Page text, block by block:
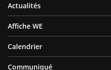
Actualités
Affiche WE
Calendrier
Communiqué